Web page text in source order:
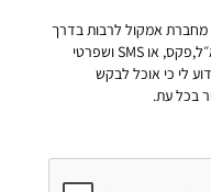
מחברת אמקול לרבות בדרך
של שירותי דיוור ישיר באמצעות דוא״ל,פקס, או SMS ושפרטי
לי כי אוכל לבקש
בכל עת.